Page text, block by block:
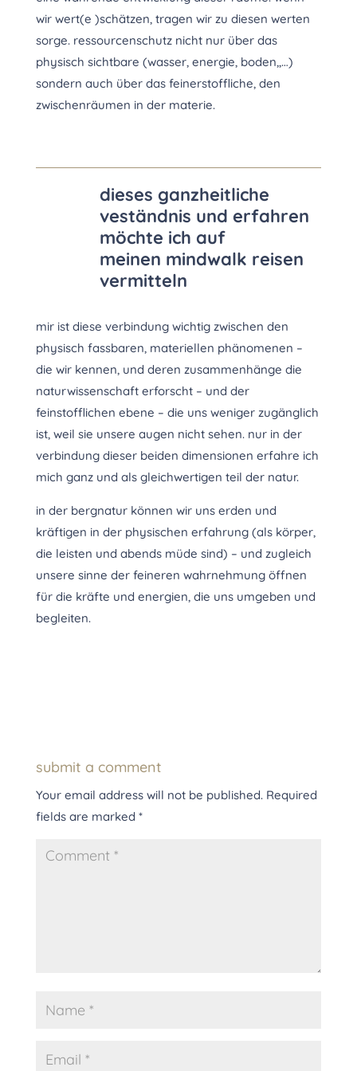
wir wert(e )schätzen, tragen wir zu diesen werten
sorge. ressourcenschutz nicht nur über das
physisch sichtbare (wasser, energie, boden,,…)
sondern auch über das feinerstoffliche, den
zwischenräumen in der materie.
dieses ganzheitliche
veständnis und erfahren
möchte ich auf
meinen mindwalk reisen
vermitteln
mir ist diese verbindung wichtig zwischen den
physisch fassbaren, materiellen phänomenen –
die wir kennen, und deren zusammenhänge die
naturwissenschaft erforscht – und der
feinstofflichen ebene – die uns weniger zugänglich
ist, weil sie unsere augen nicht sehen. nur in der
verbindung dieser beiden dimensionen erfahre ich
mich ganz und als gleichwertigen teil der natur.
in der bergnatur können wir uns erden und
kräftigen in der physischen erfahrung (als körper,
die leisten und abends müde sind) – und zugleich
unsere sinne der feineren wahrnehmung öffnen
für die kräfte und energien, die uns umgeben und
begleiten.
submit a comment
Your email address will not be published. Required
fields are marked *